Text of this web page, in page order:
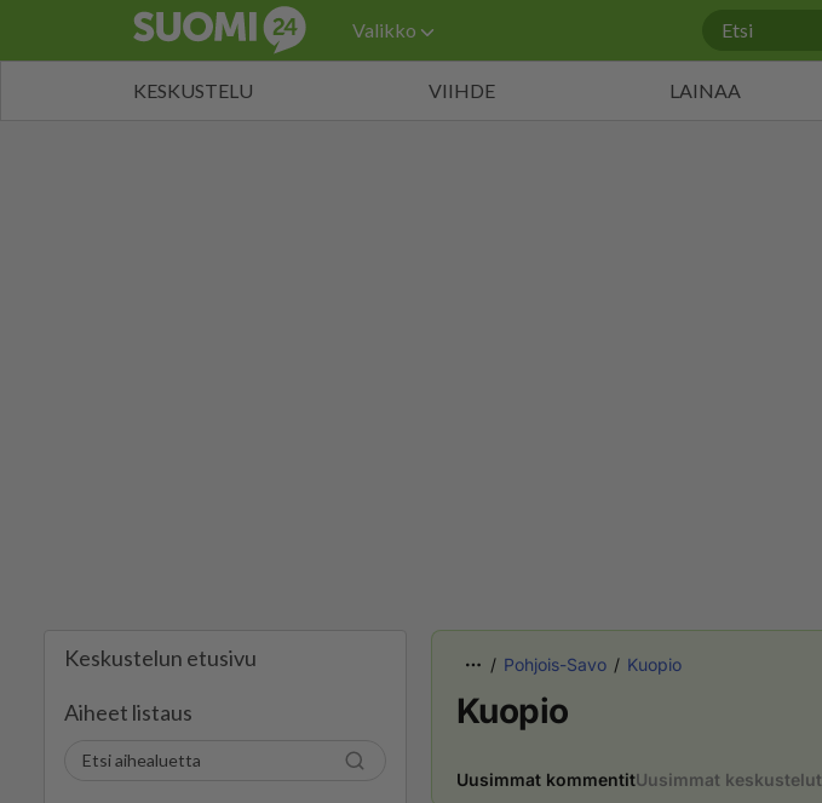
Valikko
KESKUSTELU VIIHDE LAINAA
Keskustelun etusivu
Aiheet listaus
Pohjois-Savo Kuopio
Kuopio
Uusimmat kommentitUusimmat keskustelut